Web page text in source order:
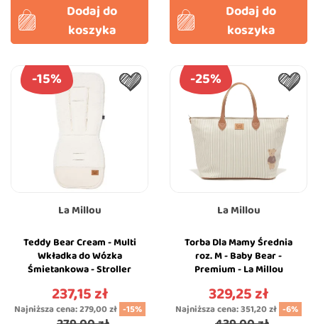
Dodaj do
koszyka
Dodaj do
koszyka
La Millou
Teddy Bear Cream - Multi
Wkładka do Wózka
Śmietankowa - Stroller
Cena
237,15 zł
Najniższa cena:279,00 zł -15%
-15%
La Millou
Torba Dla Mamy Średnia
roz. M - Baby Bear -
Premium - La Millou
Cena
329,25 zł
Najniższa cena:351,20 zł -6%
-25%